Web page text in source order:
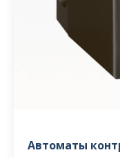
Автоматы